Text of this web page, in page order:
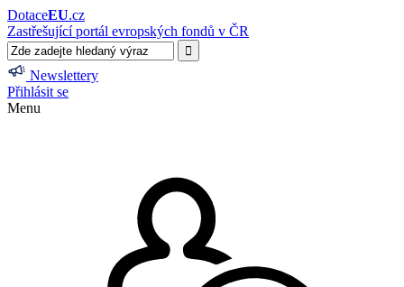
DotaceEU.cz
Zastřešující portál evropských fondů v ČR
Newslettery
Přihlásit se
Menu